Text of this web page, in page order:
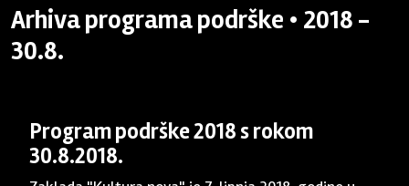
Arhiva programa podrške • 2018 -
30.8.
Program podrške 2018 s rokom
30.8.2018.